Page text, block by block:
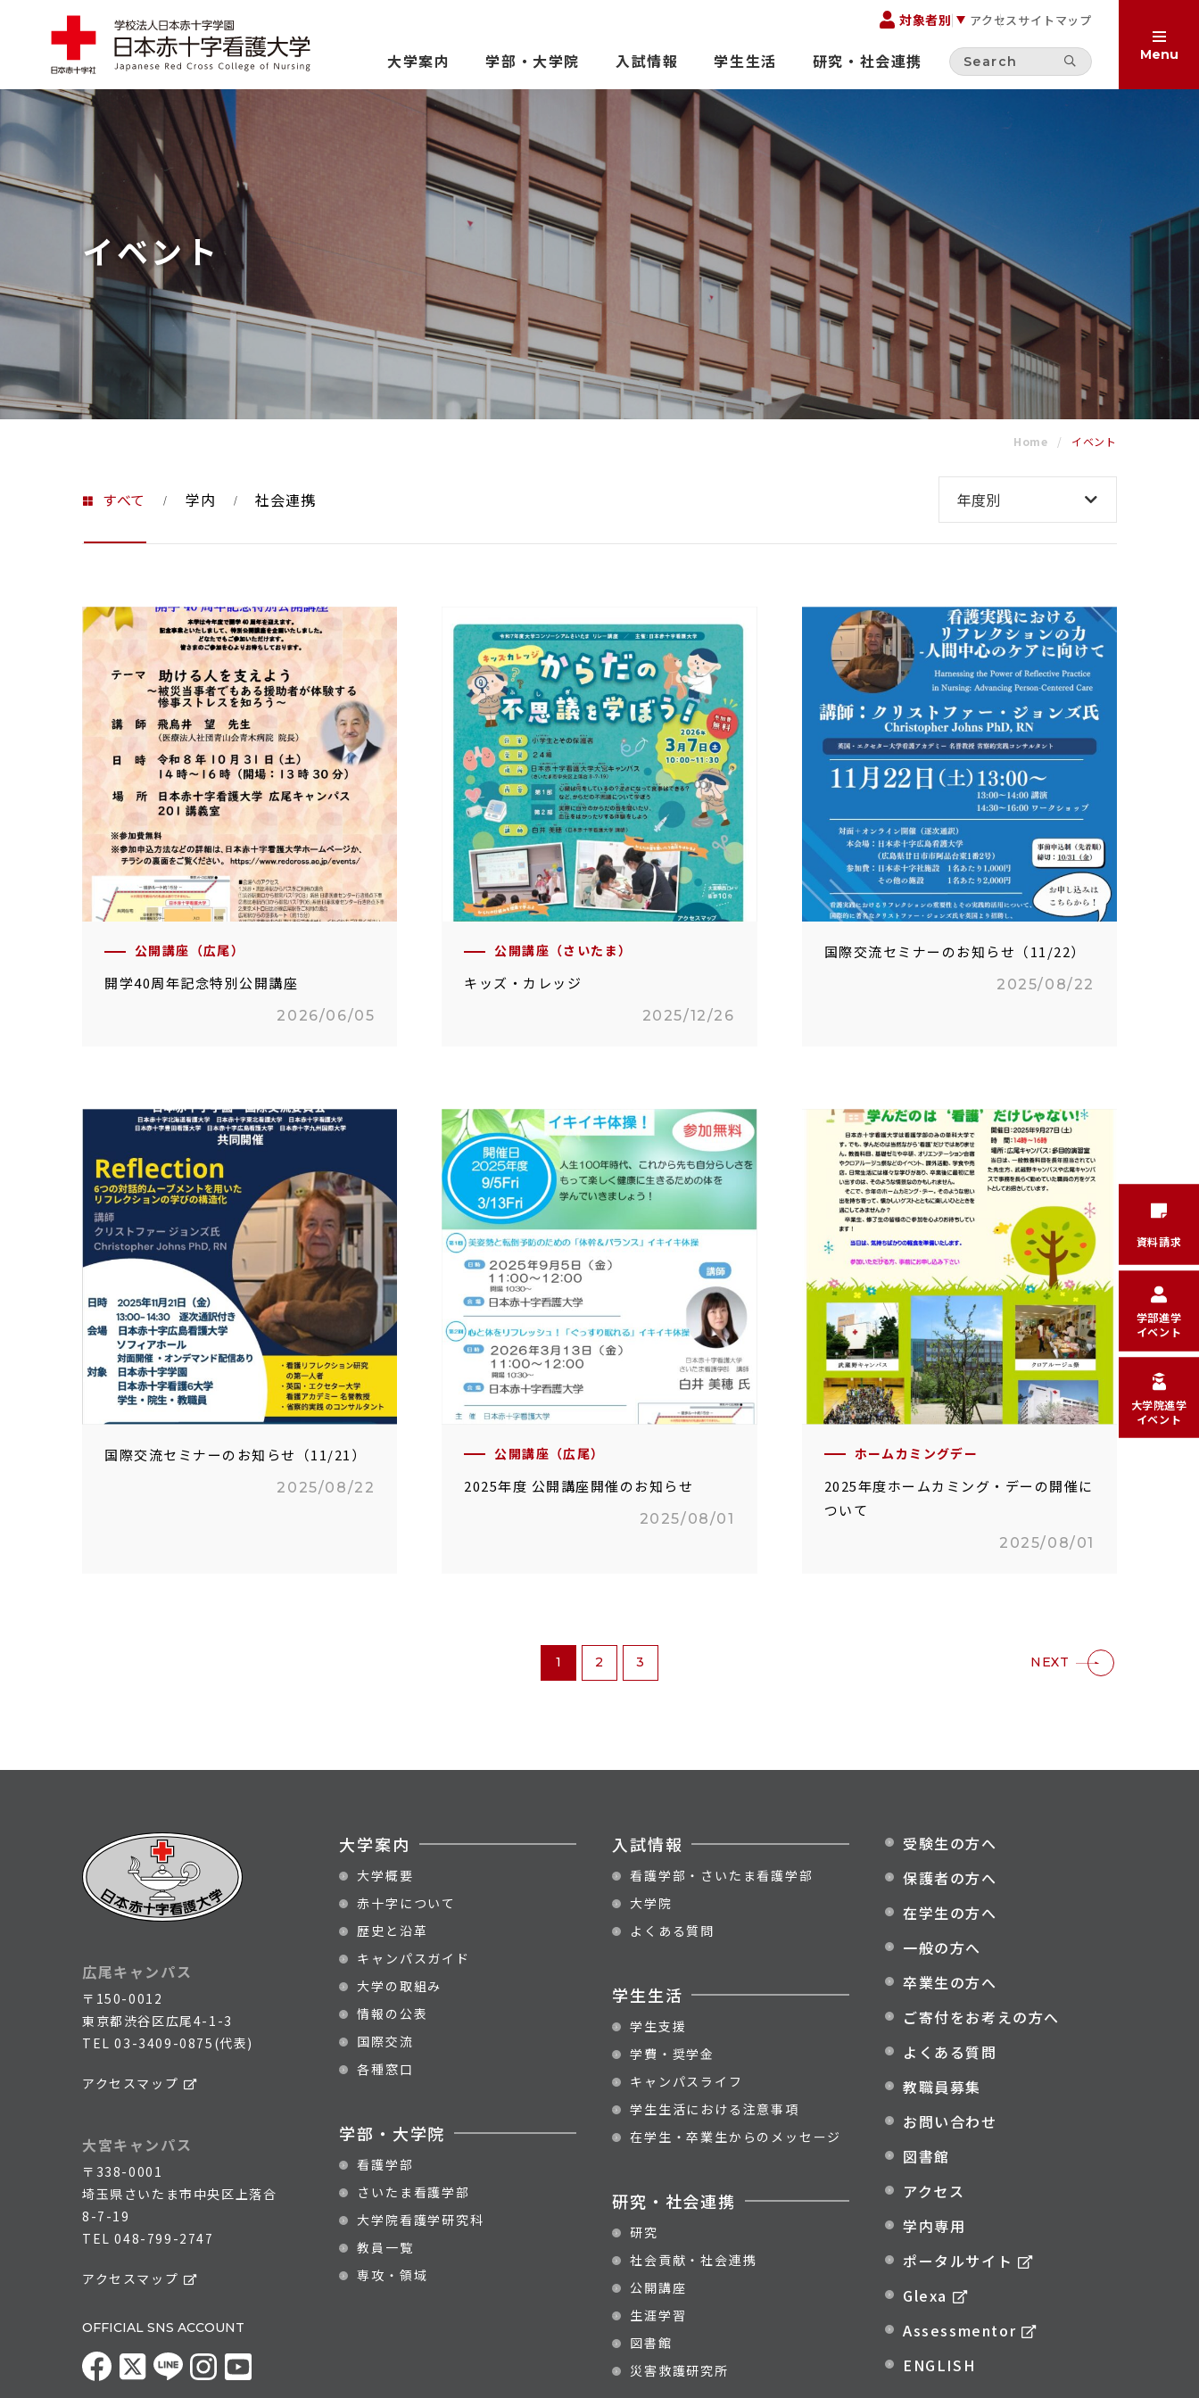
Menu
大学案内 学部・大学院 入試情報 学生生活 研究・社会連携
対象者別
受験生の方へ
保護者の方へ
在学生の方へ
一般の方へ
卒業生の方へ
ご寄付をお考えの方へ
アクセスサイトマップ
ADMISSIONS
入試情報
SCHOOL LIFE
学生生活
RESEARCH & COLLABORATION
研究・社会連携
受験生の方へ
保護者の方へ
在学生の方へ
一般の方へ
卒業生の方へ
ご寄付をお考えの方へ
よくある質問
教職員募集
図書館
学内専用
ポータルサイト
Glexa
Assessmentor
イベント
Home イベント
すべて 学内 社会連携
公開講座（広尾）
開学40周年記念特別公開講座
2026/06/05
公開講座（さいたま）
キッズ・カレッジ
2025/12/26
国際交流セミナーのお知らせ（11/22）
2025/08/22
国際交流セミナーのお知らせ（11/21）
2025/08/22
公開講座（広尾）
2025年度 公開講座開催のお知らせ
2025/08/01
ホームカミングデー
2025年度ホームカミング・デーの開催に
ついて
2025/08/01
1 2 3 NEXT
広尾キャンパス
〒150-0012
東京都渋谷区広尾4-1-3
TEL03-3409-0875(代表)
アクセスマップ
大宮キャンパス
〒338-0001
埼玉県さいたま市中央区上落合
8-7-19
TEL048-799-2747
アクセスマップ
OFFICIAL SNS ACCOUNT
大学案内
大学概要
赤十字について
歴史と沿革
キャンパスガイド
大学の取組み
情報の公表
国際交流
各種窓口
学部・大学院
看護学部
さいたま看護学部
大学院看護学研究科
教員一覧
専攻・領域
入試情報
看護学部・さいたま看護学部
大学院
よくある質問
学生生活
学生支援
学費・奨学金
キャンパスライフ
学生生活における注意事項
在学生・卒業生からのメッセージ
研究・社会連携
研究
社会貢献・社会連携
公開講座
生涯学習
図書館
災害救護研究所
受験生の方へ
保護者の方へ
在学生の方へ
一般の方へ
卒業生の方へ
ご寄付をお考えの方へ
よくある質問
教職員募集
お問い合わせ
図書館
アクセス
学内専用
ポータルサイト
Glexa
Assessmentor
ENGLISH
資料請求
学部進学
イベント
大学院進学
イベント